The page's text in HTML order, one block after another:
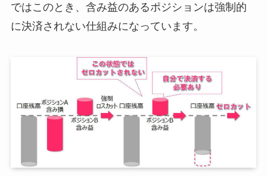
ではこのとき、含み益のあるポジションは強制的
に決済されない仕組みになっています。